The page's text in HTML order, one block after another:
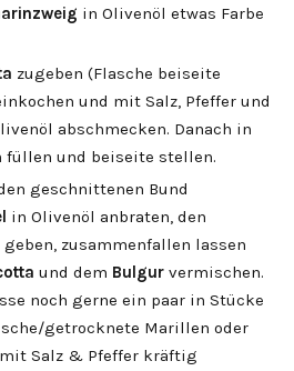
in Olivenöl etwas Farbe
zugeben (Flasche beiseite
und mit Salz, Pfeffer und
abschmecken. Danach in
füllen und beiseite stellen.
geschnittenen Bund
in Olivenöl anbraten, den
geben, zusammenfallen lassen
und dem Bulgur vermischen.
noch gerne ein paar in Stücke
getrocknete Marillen oder
mit Salz & Pfeffer kräftig